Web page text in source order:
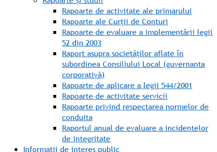
Rapoarte de activitate ale primarului
Rapoarte ale Curții de Conturi
Rapoarte de evaluare a implementării legii
52 din 2003
Raport asupra societăților aflate în
subordinea Consiliului Local (guvernanta
corporativă)
Rapoarte de aplicare a legii 544/2001
Rapoarte de activitate servicii
Rapoarte privind respectarea normelor de
conduita
Raportul anual de evaluare a incidentelor
de integritate
Informații de interes public